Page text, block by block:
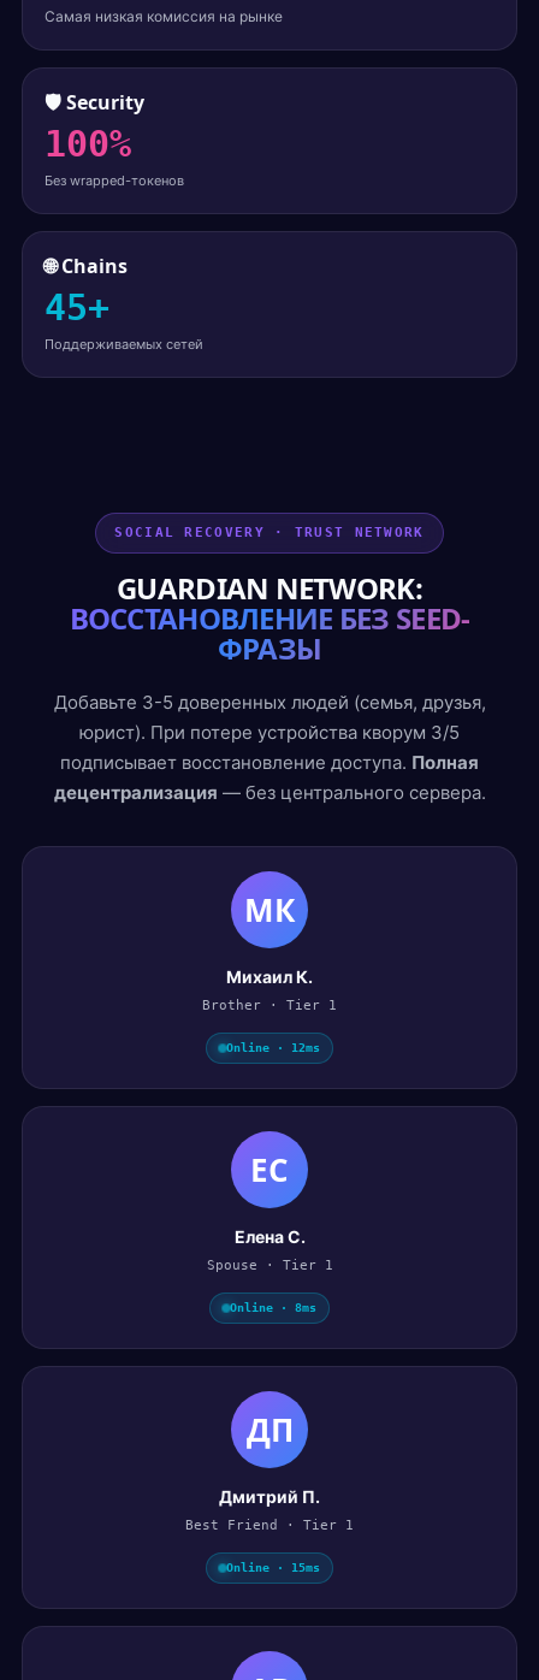
Самая низкая комиссия на рынке
🛡️ Security
100%
Без wrapped-токенов
🌐 Chains
45+
Поддерживаемых сетей
SOCIAL RECOVERY · TRUST NETWORK
GUARDIAN NETWORK:
ВОССТАНОВЛЕНИЕ БЕЗ SEED-
ФРАЗЫ
Добавьте 3-5 доверенных людей (семья, друзья,
юрист). При потере устройства кворум 3/5
подписывает восстановление доступа. Полная
децентрализация — без центрального сервера.
МК
Михаил К.
Brother · Tier 1
Online · 12ms
ЕС
Елена С.
Spouse · Tier 1
Online · 8ms
ДП
Дмитрий П.
Best Friend · Tier 1
Online · 15ms